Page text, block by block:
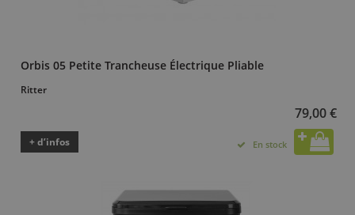
Orbis 05 Petite Trancheuse Électrique Pliable
Ritter
79,00 €
+ d’infos En stock